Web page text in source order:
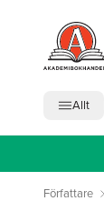
Allt
Författare